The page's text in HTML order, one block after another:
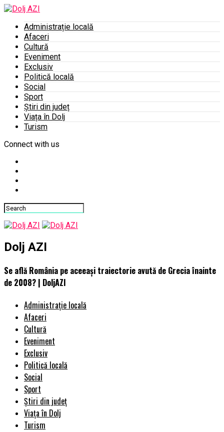
Administrație locală
Afaceri
Cultură
Eveniment
Exclusiv
Politică locală
Social
Sport
Știri din județ
Viața în Dolj
Turism
Connect with us
Dolj AZI
Se află România pe aceeași traiectorie avută de Grecia înainte
de 2008? | DoljAZI
Administrație locală
Afaceri
Cultură
Eveniment
Exclusiv
Politică locală
Social
Sport
Știri din județ
Viața în Dolj
Turism